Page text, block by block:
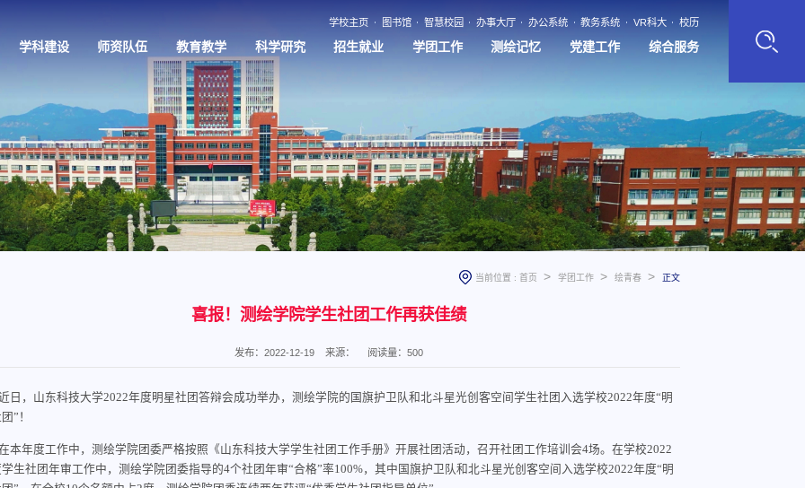
学校主页 图书馆 智慧校园 办事大厅 办公系统 教务系统 VR科大 校历
学科建设 师资队伍 教育教学 科学研究 招生就业 学团工作 测绘记忆 党建工作 综合服务
当前位置 : 首页 > 学团工作 > 绘青春 > 正文
喜报！测绘学院学生社团工作再获佳绩
发布：2022-12-19 来源： 阅读量： 500
日，山东科技大学2022年度明星社团答辩会成功举办，测绘学院的国旗护卫队和北斗星光创客空间学生社团入选学校2022年度“明
”！
本年度工作中，测绘学院团委严格按照《山东科技大学学生社团工作手册》开展社团活动，召开社团工作培训会4场。在学校2022
生社团年审工作中，测绘学院团委指导的4个社团年审“合格”率100%， 其中国旗护卫队和北斗星光创客空间入选学校2022年度“明